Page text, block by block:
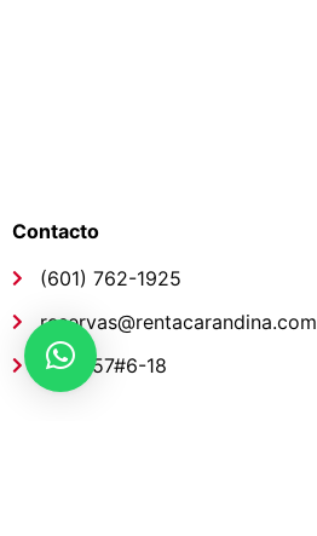
Contacto
(601) 762-1925
reservas@rentacarandina.com
Calle 57#6-18